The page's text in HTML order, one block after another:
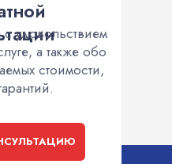
удовольствием
а также обо
стоимости,